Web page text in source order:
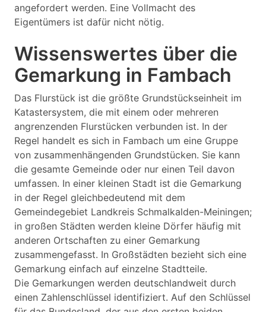
angefordert werden. Eine Vollmacht des
Eigentümers ist dafür nicht nötig.
Wissenswertes über die
Gemarkung in Fambach
Das Flurstück ist die größte Grundstückseinheit im
Katastersystem, die mit einem oder mehreren
angrenzenden Flurstücken verbunden ist. In der
Regel handelt es sich in Fambach um eine Gruppe
von zusammenhängenden Grundstücken. Sie kann
die gesamte Gemeinde oder nur einen Teil davon
umfassen. In einer kleinen Stadt ist die Gemarkung
in der Regel gleichbedeutend mit dem
Gemeindegebiet Landkreis Schmalkalden-Meiningen;
in großen Städten werden kleine Dörfer häufig mit
anderen Ortschaften zu einer Gemarkung
zusammengefasst. In Großstädten bezieht sich eine
Gemarkung einfach auf einzelne Stadtteile.
Die Gemarkungen werden deutschlandweit durch
einen Zahlenschlüssel identifiziert. Auf den Schlüssel